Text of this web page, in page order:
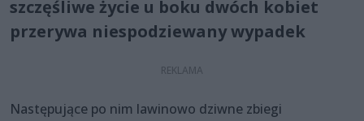
szczęśliwe życie u boku dwóch kobiet
przerywa niespodziewany wypadek
Następujące po nim lawinowo dziwne zbiegi